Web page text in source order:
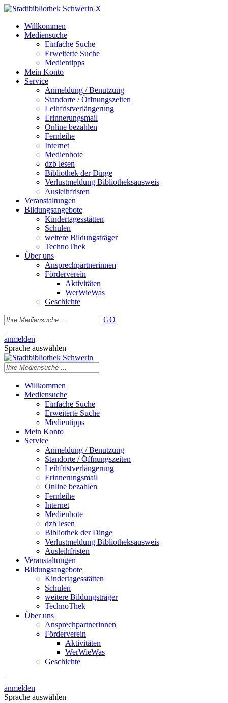
X
Willkommen
Mediensuche
Einfache Suche
Erweiterte Suche
Medientipps
Mein Konto
Service
Anmeldung / Benutzung
Standorte / Öffnungszeiten
Leihfristverlängerung
Erinnerungsmail
Online bezahlen
Fernleihe
Internet
Medienbote
dzb lesen
Bibliothek der Dinge
Verlustmeldung Bibliotheksausweis
Ausleihfristen
Veranstaltungen
Bildungsangebote
Kindertagesstätten
Schulen
weitere Bildungsträger
TechnoThek
Über uns
Ansprechpartnerinnen
Förderverein
Aktivitäten
WerWieWas
Geschichte
GO
|
anmelden
Sprache auswählen
Willkommen
Mediensuche
Einfache Suche
Erweiterte Suche
Medientipps
Mein Konto
Service
Anmeldung / Benutzung
Standorte / Öffnungszeiten
Leihfristverlängerung
Erinnerungsmail
Online bezahlen
Fernleihe
Internet
Medienbote
dzb lesen
Bibliothek der Dinge
Verlustmeldung Bibliotheksausweis
Ausleihfristen
Veranstaltungen
Bildungsangebote
Kindertagesstätten
Schulen
weitere Bildungsträger
TechnoThek
Über uns
Ansprechpartnerinnen
Förderverein
Aktivitäten
WerWieWas
Geschichte
|
anmelden
Sprache auswählen